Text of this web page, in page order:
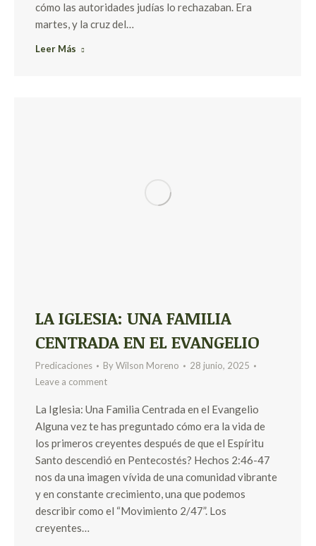
cómo las autoridades judías lo rechazaban. Era
martes, y la cruz del…
Leer Más
LA IGLESIA: UNA FAMILIA
CENTRADA EN EL EVANGELIO
Predicaciones ByWilson Moreno
28 junio, 2025
Leave a comment
La Iglesia: Una Familia Centrada en el Evangelio
Alguna vez te has preguntado cómo era la vida de
los primeros creyentes después de que el Espíritu
Santo descendió en Pentecostés? Hechos 2:46-47
nos da una imagen vívida de una comunidad vibrante
y en constante crecimiento, una que podemos
describir como el “Movimiento 2/47”. Los
creyentes…